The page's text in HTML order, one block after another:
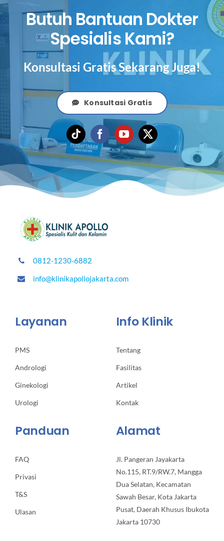
Butuh Bantuan Dokter
Spesialis Kami?
Konsultasi Gratis Sekarang Juga!
Konsultasi Gratis
0812-1230-6882
info@klinikapollojakarta.com
Layanan
PMS
Andrologi
Ginekologi
Urologi
Info Klinik
Tentang
Fasilitas
Artikel
Kontak
Panduan
FAQ
Privasi
T&S
Ulasan
Alamat
Jl. Pangeran Jayakarta
No.115, RT.9/RW.7, Mangga
Dua Selatan, Kecamatan
Sawah Besar, Kota Jakarta
Pusat, Daerah Khusus Ibukota
Jakarta 10730